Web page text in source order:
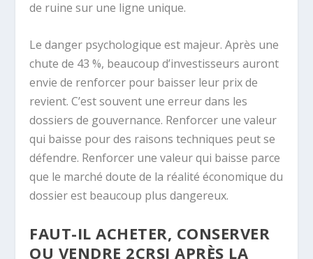
de ruine sur une ligne unique.
Le danger psychologique est majeur. Après une
chute de 43 %, beaucoup d’investisseurs auront
envie de renforcer pour baisser leur prix de
revient. C’est souvent une erreur dans les
dossiers de gouvernance. Renforcer une valeur
qui baisse pour des raisons techniques peut se
défendre. Renforcer une valeur qui baisse parce
que le marché doute de la réalité économique du
dossier est beaucoup plus dangereux.
FAUT-IL ACHETER, CONSERVER
OU VENDRE 2CRSI APRÈS LA